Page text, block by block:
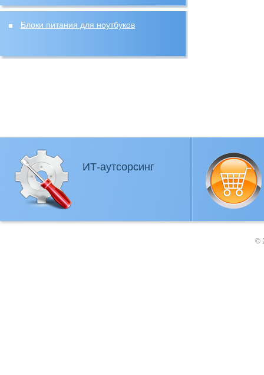
Блоки питания для ноутбуков
ИТ-аутсорсинг
©